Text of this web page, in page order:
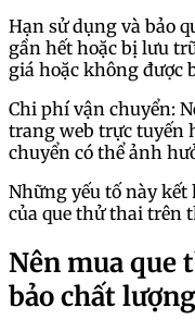
Hạn sử dụng và bảo
gần hết hoặc bị lưu
giá hoặc không được
Chi phí vận chuyển:
trang web trực tuyến
chuyển có thể ảnh
Những yếu tố này kết
của que thử thai trên
Nên mua que
bảo chất lượng